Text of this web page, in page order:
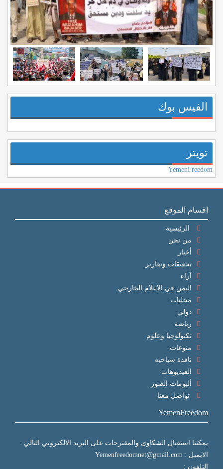
الفيس بوك
تويتر
YemenFreedom
اقسام الموقع
الرئيسية
من نحن
أخبار
تحقيقات وتقارير
آراء
اليمن في الإعلام الخارجي
محليات
دولي
رياضة
تكنولوجيا وعلوم
منوعات
نافذة سياحية
الفيديوهات
ألبومات الصور
تواصل معنا
YemenFreedom
يمكننا استقبال الشكاوى والمقترحات على البريد الالكتروني التالي :
الايميل : Yemenfreedomnet@gmail.com
التلفون :